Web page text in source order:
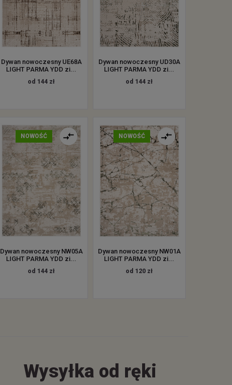
Dywan nowoczesny UE68A
LIGHT PARMA YDD zi...
od 144 zł
Dywan nowoczesny UD30A
LIGHT PARMA YDD zi...
od 144 zł
NOWOŚĆ
Dywan nowoczesny NW05A
LIGHT PARMA YDD zi...
od 144 zł
NOWOŚĆ
Dywan nowoczesny NW01A
LIGHT PARMA YDD zi...
od 120 zł
Wysyłka od ręki